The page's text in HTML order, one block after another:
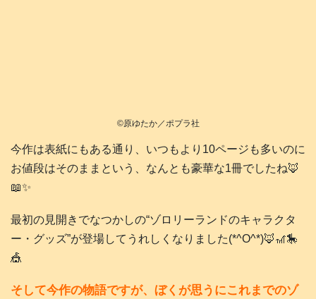
©️原ゆたか／ポプラ社
今作は表紙にもある通り、いつもより10ページも多いのに
お値段はそのままという、なんとも豪華な1冊でしたね🦊
📖✨
最初の見開きでなつかしの“ゾロリーランドのキャラクタ
ー・グッズ”が登場してうれしくなりました(*^O^*)🦊🎢🎠
🎪
そして今作の物語ですが、ぼくが思うにこれまでのゾ